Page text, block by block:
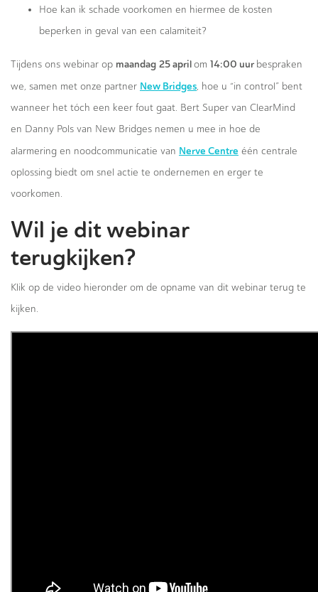
Hoe kan ik schade voorkomen en hiermee de kosten
beperken in geval van een calamiteit?
Tijdens ons webinar op maandag 25 aprilom 14:00 uur bespraken
we, samen met onze partner New Bridges, hoe u “in control” bent
wanneer het tóch een keer fout gaat. Bert Super van ClearMind
en Danny Pols van New Bridges nemen u mee in hoe de
alarmering en noodcommunicatie van Nerve Centre één centrale
oplossing biedt om snel actie te ondernemen en erger te
voorkomen.
Wil je dit webinar
terugkijken?
Klik op de video hieronder om de opname van dit webinar terug te
kijken.